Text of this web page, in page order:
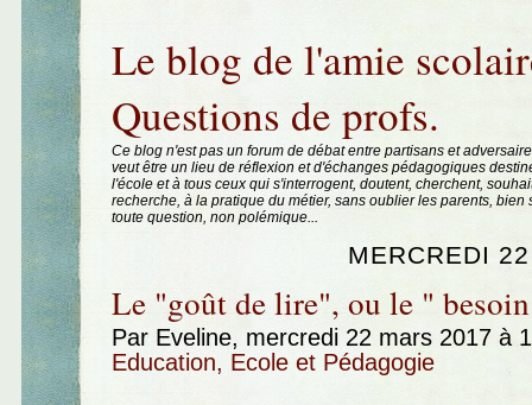
Le blog de l'amie
Questions de profs.
Ce blog n'est pas un forum de débat entre partisans et
veut être un lieu de réflexion et d'échanges pédagogiques
l'école et à tous ceux qui s'interrogent, doutent, cherchent,
recherche, à la pratique du métier, sans oublier les parents, bien
toute question, non polémique...
MERCREDI
Le "goût de lire", ou le "
Par Eveline, mercredi 22 mars 2017 à
Education, Ecole et Pédagogie